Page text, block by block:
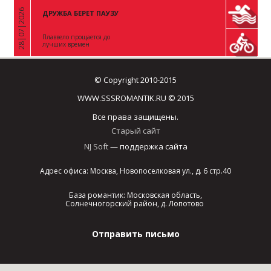
«
28|07|2026 ДРУЖБА БЕРЕТ ПАУЗУ
Плаввело прощается до
лучших времен
© Copyright 2010-2015
WWW.SSSROMANTIK.RU © 2015
Все права защищены.
Старый сайт
NJ Soft— поддержка сайта
Адрес офиса: Москва, Новопоселковая ул., д. 6 стр.40
База романтик: Московская область,
Солнечногорский район, д. Лопотово
Отправить письмо